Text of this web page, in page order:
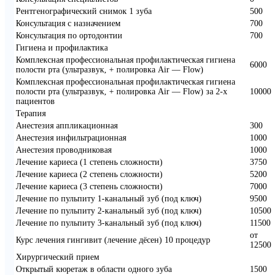
Рентгенографический снимок 1 зуба
500
Консультация с назначением
700
Консультация по ортодонтии
700
Гигиена и профилактика
Комплексная профессиональная профилактическая гигиена
полости рта (ультразвук, + полировка Air — Flow)
6000
Комплексная профессиональная профилактическая гигиена
полости рта (ультразвук, + полировка Air — Flow) за 2-х
пациентов
10000
Терапия
Анестезия аппликационная
300
Анестезия инфильтрационная
1000
Анестезия проводниковая
1000
Лечение кариеса (1 степень сложности)
3750
Лечение кариеса (2 степень сложности)
5200
Лечение кариеса (3 степень сложности)
7000
Лечение по пульпиту 1-канальный зуб (под ключ)
9500
Лечение по пульпиту 2-канальный зуб (под ключ)
10500
Лечение по пульпиту 3-канальный зуб (под ключ)
11500
Курс лечения гингивит (лечение дёсен) 10 процедур
от
12500
Хирургический прием
Открытый кюретаж в области одного зуба
1500